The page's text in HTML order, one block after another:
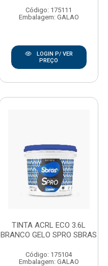
Código: 175111
Embalagem: GALAO
LOGIN P/ VER
PREÇO
TINTA ACRL ECO 3.6L
BRANCO GELO SPRO SBRAS
Código: 175104
Embalagem: GALAO